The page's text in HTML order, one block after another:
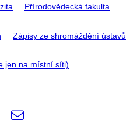
Přírodovědecká fakulta
Zápisy ze shromáždění ústavů
jen na místní síti)
Youtube
e-